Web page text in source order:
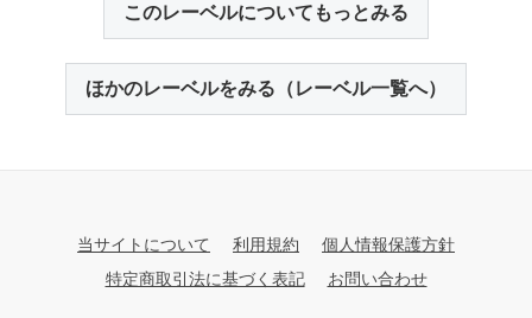
このレーベルについてもっとみる
ほかのレーベルをみる（レーベル一覧へ）
当サイトについて 利用規約
個人情報保護方針
特定商取引法に基づく表記
お問い合わせ